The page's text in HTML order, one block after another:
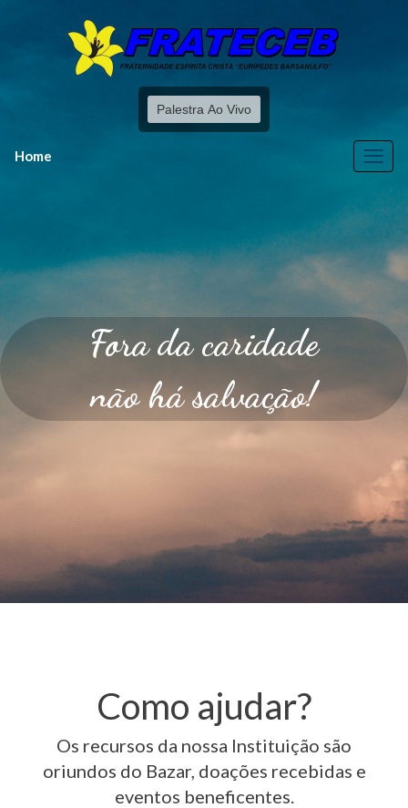
Palestra Ao Vivo
Home
Fora da caridade
não há salvação!
Como ajudar?
Os recursos da nossa Instituição são
oriundos do Bazar, doações recebidas e
eventos beneficentes.